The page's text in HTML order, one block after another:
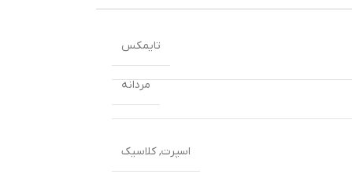
مردانه
اسپرت,کلاسیک
تایمکس